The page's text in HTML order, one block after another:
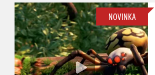
NOVINKA